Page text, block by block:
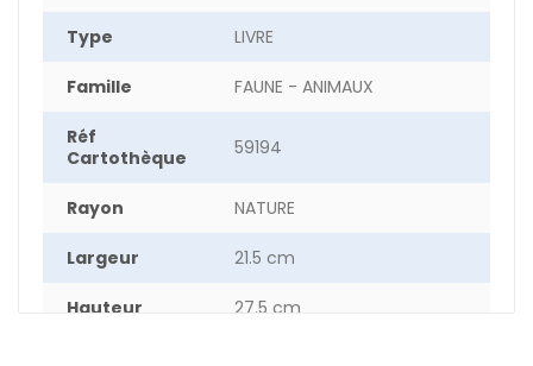
Type LIVRE
Famille FAUNE - ANIMAUX
Réf
Cartothèque
59194
Rayon NATURE
Largeur 21.5 cm
Hauteur 27.5 cm